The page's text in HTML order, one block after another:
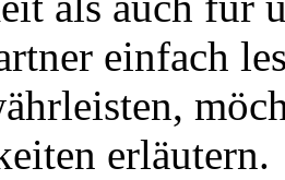
einfach
erläutern.